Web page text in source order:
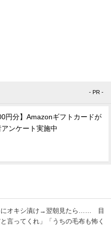
- PR -
円分】Amazonギフトカードが
ンケート実施中
にオキシ漬け→翌朝見たら…… 目
言ってくれ」「うちの毛布も怖く